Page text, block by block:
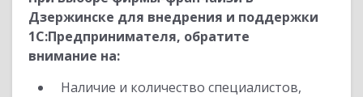
Дзержинске для внедрения и поддержки
1С:Предпринимателя, обратите
внимание на:
Наличие и количество специалистов,